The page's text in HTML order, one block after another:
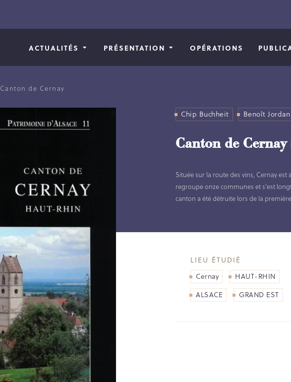
ACTUALITÉS PRÉSENTATION OPÉRATIONS
Canton de Cernay
Chip Buchheit Benoît Jordan
Canton de Cernay
Située sur la route des vins, Cernay
regroupe onze communes et s'est
canton a été détruite lors de la
LIEU ÉTUDIÉ
Cernay
HAUT-RHIN
ALSACE
GRAND EST